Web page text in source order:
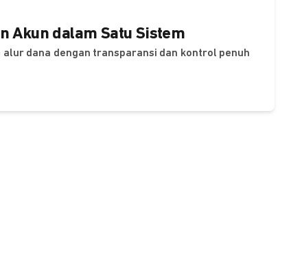
Akun dalam Satu Sistem
alur dana dengan transparansi dan kontrol penuh